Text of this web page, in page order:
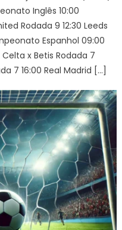
Inglês 10:00
Rodada 9 12:30 Leeds
Espanhol 09:00
Celta x Betis Rodada 7
7 16:00 Real Madrid […]